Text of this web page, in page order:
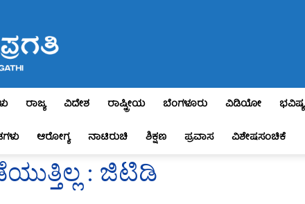
ರಾಜ್ಯ ವಿದೇಶ ರಾಷ್ಟ್ರೀಯ ಬೆಂಗಳೂರು ವಿಡಿಯೋ ಭವಿಷ್ಯ
ಆರೋಗ್ಯ ನಾಟಿರುಚಿ ಶಿಕ್ಷಣ ಪ್ರವಾಸ ವಿಶೇಷಸಂಚಿಕೆ
: ಜಿಟಿಡಿ